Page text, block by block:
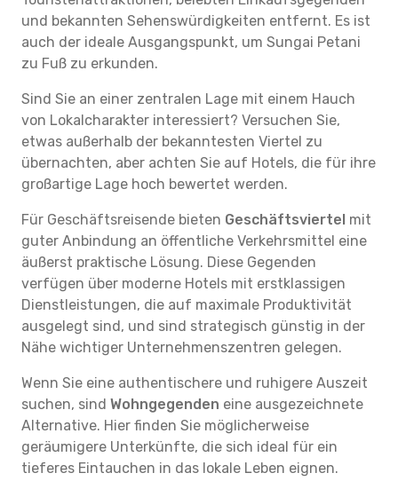
und bekannten Sehenswürdigkeiten entfernt. Es ist
auch der ideale Ausgangspunkt, um Sungai Petani
zu Fuß zu erkunden.
Sind Sie an einer zentralen Lage mit einem Hauch
von Lokalcharakter interessiert? Versuchen Sie,
etwas außerhalb der bekanntesten Viertel zu
übernachten, aber achten Sie auf Hotels, die für ihre
großartige Lage hoch bewertet werden.
Für Geschäftsreisende bieten Geschäftsviertel mit
guter Anbindung an öffentliche Verkehrsmittel eine
äußerst praktische Lösung. Diese Gegenden
verfügen über moderne Hotels mit erstklassigen
Dienstleistungen, die auf maximale Produktivität
ausgelegt sind, und sind strategisch günstig in der
Nähe wichtiger Unternehmenszentren gelegen.
Wenn Sie eine authentischere und ruhigere Auszeit
suchen, sind Wohngegenden eine ausgezeichnete
Alternative. Hier finden Sie möglicherweise
geräumigere Unterkünfte, die sich ideal für ein
tieferes Eintauchen in das lokale Leben eignen.